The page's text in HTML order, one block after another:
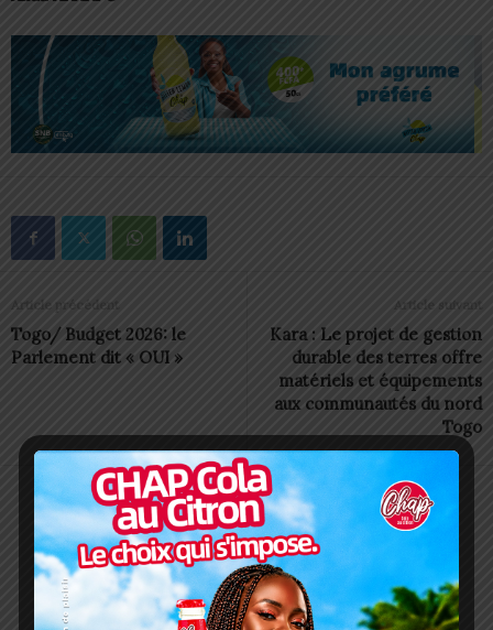
Article précédent
Togo/ Budget 2026: le
Parlement dit « OUI »
Article suivant
Kara : Le projet de gestion
durable des terres offre
matériels et équipements
aux communautés du nord
Togo
Alida AKAKPO